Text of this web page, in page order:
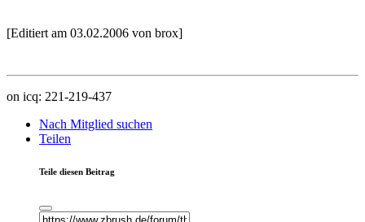
[Editiert am 03.02.2006 von brox]
on icq: 221-219-437
Nach Mitglied suchen
Teilen
Teile diesen Beitrag